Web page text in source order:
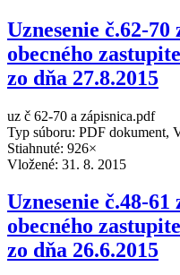
Uznesenie č.62-70
obecného
zo dňa 27.8.2015
uz č 62-70 a zápisnica.pdf
Typ súboru: PDF dokument,
Stiahnuté: 926×
Vložené: 31. 8. 2015
Uznesenie č.48-61
obecného
zo dňa 26.6.2015